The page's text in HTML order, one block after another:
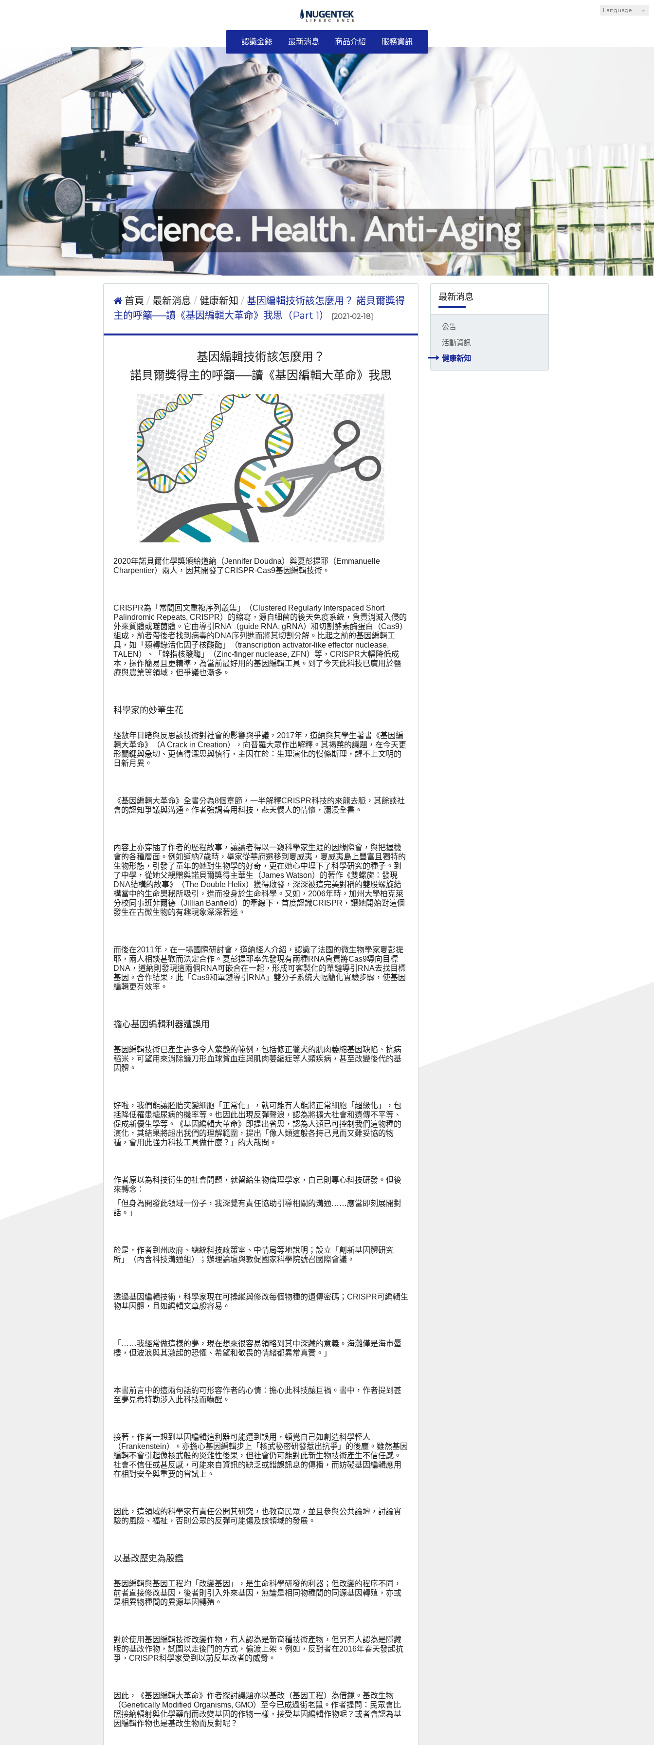
Language
認識金銥 最新消息 商品介紹 服務資訊
最新消息
公告
活動資訊
健康新知
首頁 最新消息 健康新知
基因編輯技術該怎麼用？ 諾貝爾獎得
主的呼籲──讀《基因編輯大革命》我思（Part 1）
[2021-02-18]
基因編輯技術該怎麼用？
諾貝爾獎得主的呼籲──讀《基因編輯大革命》我思
2020年諾貝爾化學獎頒給道納（Jennifer Doudna）與夏彭提耶（Emmanuelle
Charpentier）兩人，因其開發了CRISPR-Cas9基因編輯技術。
CRISPR為「常間回文重複序列叢集」（Clustered Regularly Interspaced Short
Palindromic Repeats, CRISPR）的縮寫，源自細菌的後天免疫系統，負責消滅入侵的
外來質體或噬菌體。它由導引 RNA （guide RNA, gRNA）和切割酵素酶蛋白（Cas9）
組成，前者帶後者找到病毒的DNA序列進而將其切割分解。比起之前的基因編輯工
具，如「類轉錄活化因子核酸酶」（transcription activator-like effector nuclease,
TALEN ）、「鋅指核酸酶」（Zinc-finger nuclease, ZFN ）等， CRISPR大幅降低成
本，操作簡易且更精準，為當前最好用的基因編輯工具。到了今天此科技已廣用於醫
療與農業等領域，但爭議也漸多。
科學家的妙筆生花
經數年目睹與反思該技術對社會的影響與爭議， 2017年，道納與其學生著書《基因編
輯大革命》（A Crack in Creation），向普羅大眾作出解釋。其揭櫫的議題，在今天更
形關鍵與急切、更值得深思與慎行，主因在於：生理演化的慢條斯理，趕不上文明的
日新月異。
《基因編輯大革命》全書分為8個章節，一半解釋CRISPR科技的來龍去脈，其餘談社
會的認知爭議與溝通。作者強調善用科技，悲天憫人的情懷，瀰漫全書。
內容上亦穿插了作者的歷程故事，讓讀者得以一窺科學家生涯的因緣際會，與把握機
會的各種層面。例如道納7歲時，舉家從華府遷移到夏威夷，夏威夷島上豐富且獨特的
生物形態，引發了童年的她對生物學的好奇，更在她心中埋下了科學研究的種子。到
了中學，從她父親贈與諾貝爾獎得主華生（James Watson）的著作《雙螺旋：發現
DNA結構的故事》（The Double Helix）獲得啟發，深深被這完美對稱的雙股螺旋結
構當中的生命奧秘所吸引，進而投身於生命科學。又如， 2006年時，加州大學柏克萊
分校同事班菲爾德（Jillian Banfield）的牽線下，首度認識CRISPR ，讓她開始對這個
發生在古微生物的有趣現象深深著迷。
而後在2011年，在一場國際研討會，道納經人介紹，認識了法國的微生物學家夏彭提
耶，兩人相談甚歡而決定合作。夏彭提耶率先發現有兩種RNA負責將Cas9導向目標
DNA ，道納則發現這兩個 RNA可嵌合在一起，形成可客製化的單鏈導引 RNA去找目標
基因。合作結果，此「 Cas9和單鏈導引 RNA 」雙分子系統大幅簡化實驗步驟，使基因
編輯更有效率。
擔心基因編輯利器遭誤用
基因編輯技術已產生許多令人驚艷的範例，包括修正獵犬的肌肉萎縮基因缺陷、抗病
稻米，可望用來消除鐮刀形血球貧血症與肌肉萎縮症等人類疾病，甚至改變後代的基
因體。
好啦，我們能讓胚胎突變細胞「正常化」，就可能有人能將正常細胞「超級化」，包
括降低罹患糖尿病的機率等。也因此出現反彈聲浪，認為將擴大社會和遺傳不平等、
促成新優生學等。《基因編輯大革命》即提出省思，認為人類已可控制我們這物種的
演化，其結果將超出我們的理解範圍，提出「像人類這般各持己見而又難妥協的物
種，會用此強力科技工具做什麼？」的大哉問。
作者原以為科技衍生的社會問題，就留給生物倫理學家，自己則專心科技研發。但後
來轉念：
「但身為開發此領域一份子，我深覺有責任協助引導相關的溝通……應當即刻展開對
話。」
於是，作者到州政府、總統科技政策室、中情局等地說明；設立「創新基因體研究
所」（內含科技溝通組）；辦理論壇與敦促國家科學院號召國際會議。
透過基因編輯技術，科學家現在可操縱與修改每個物種的遺傳密碼； CRISPR可編輯生
物基因體，且如編輯文章般容易。
「……我經常做這樣的夢，現在想來很容易領略到其中深藏的意義。海灘僅是海市蜃
樓，但波浪與其激起的恐懼、希望和敬畏的情緒都異常真實。」
本書前言中的這兩句話約可形容作者的心情：擔心此科技釀巨禍。書中，作者提到甚
至夢見希特勒涉入此科技而嚇醒。
接著，作者一想到基因編輯這利器可能遭到誤用，頓覺自己如創造科學怪人
（Frankenstein）。亦擔心基因編輯步上「核武秘密研發惹出抗爭」的後塵。雖然基因
編輯不會引起像核武般的災難性後果，但社會仍可能對此新生物技術產生不信任感。
社會不信任或甚反感，可能來自資訊的缺乏或錯誤訊息的傳播，而妨礙基因編輯應用
在相對安全與重要的嘗試上。
因此，這領域的科學家有責任公開其研究，也教育民眾，並且參與公共論壇，討論實
驗的風險、福祉，否則公眾的反彈可能傷及該領域的發展。
以基改歷史為殷鑑
基因編輯與基因工程均「改變基因」，是生命科學研發的利器；但改變的程序不同，
前者直接修改基因，後者則引入外來基因，無論是相同物種間的同源基因轉殖，亦或
是相異物種間的異源基因轉殖。
對於使用基因編輯技術改變作物，有人認為是新育種技術產物，但另有人認為是隱藏
版的基改作物，試圖以走後門的方式，偷渡上架。例如，反對者在2016年春天發起抗
爭， CRISPR科學家受到以前反基改者的威脅。
因此，《基因編輯大革命》作者探討議題亦以基改（基因工程）為借鏡。基改生物
（Genetically Modified Organisms, GMO）至今已成過街老鼠。作者提問：民眾會比
照接納輻射與化學藥劑而改變基因的作物一樣，接受基因編輯作物呢？或者會認為基
因編輯作物也是基改生物而反對呢？